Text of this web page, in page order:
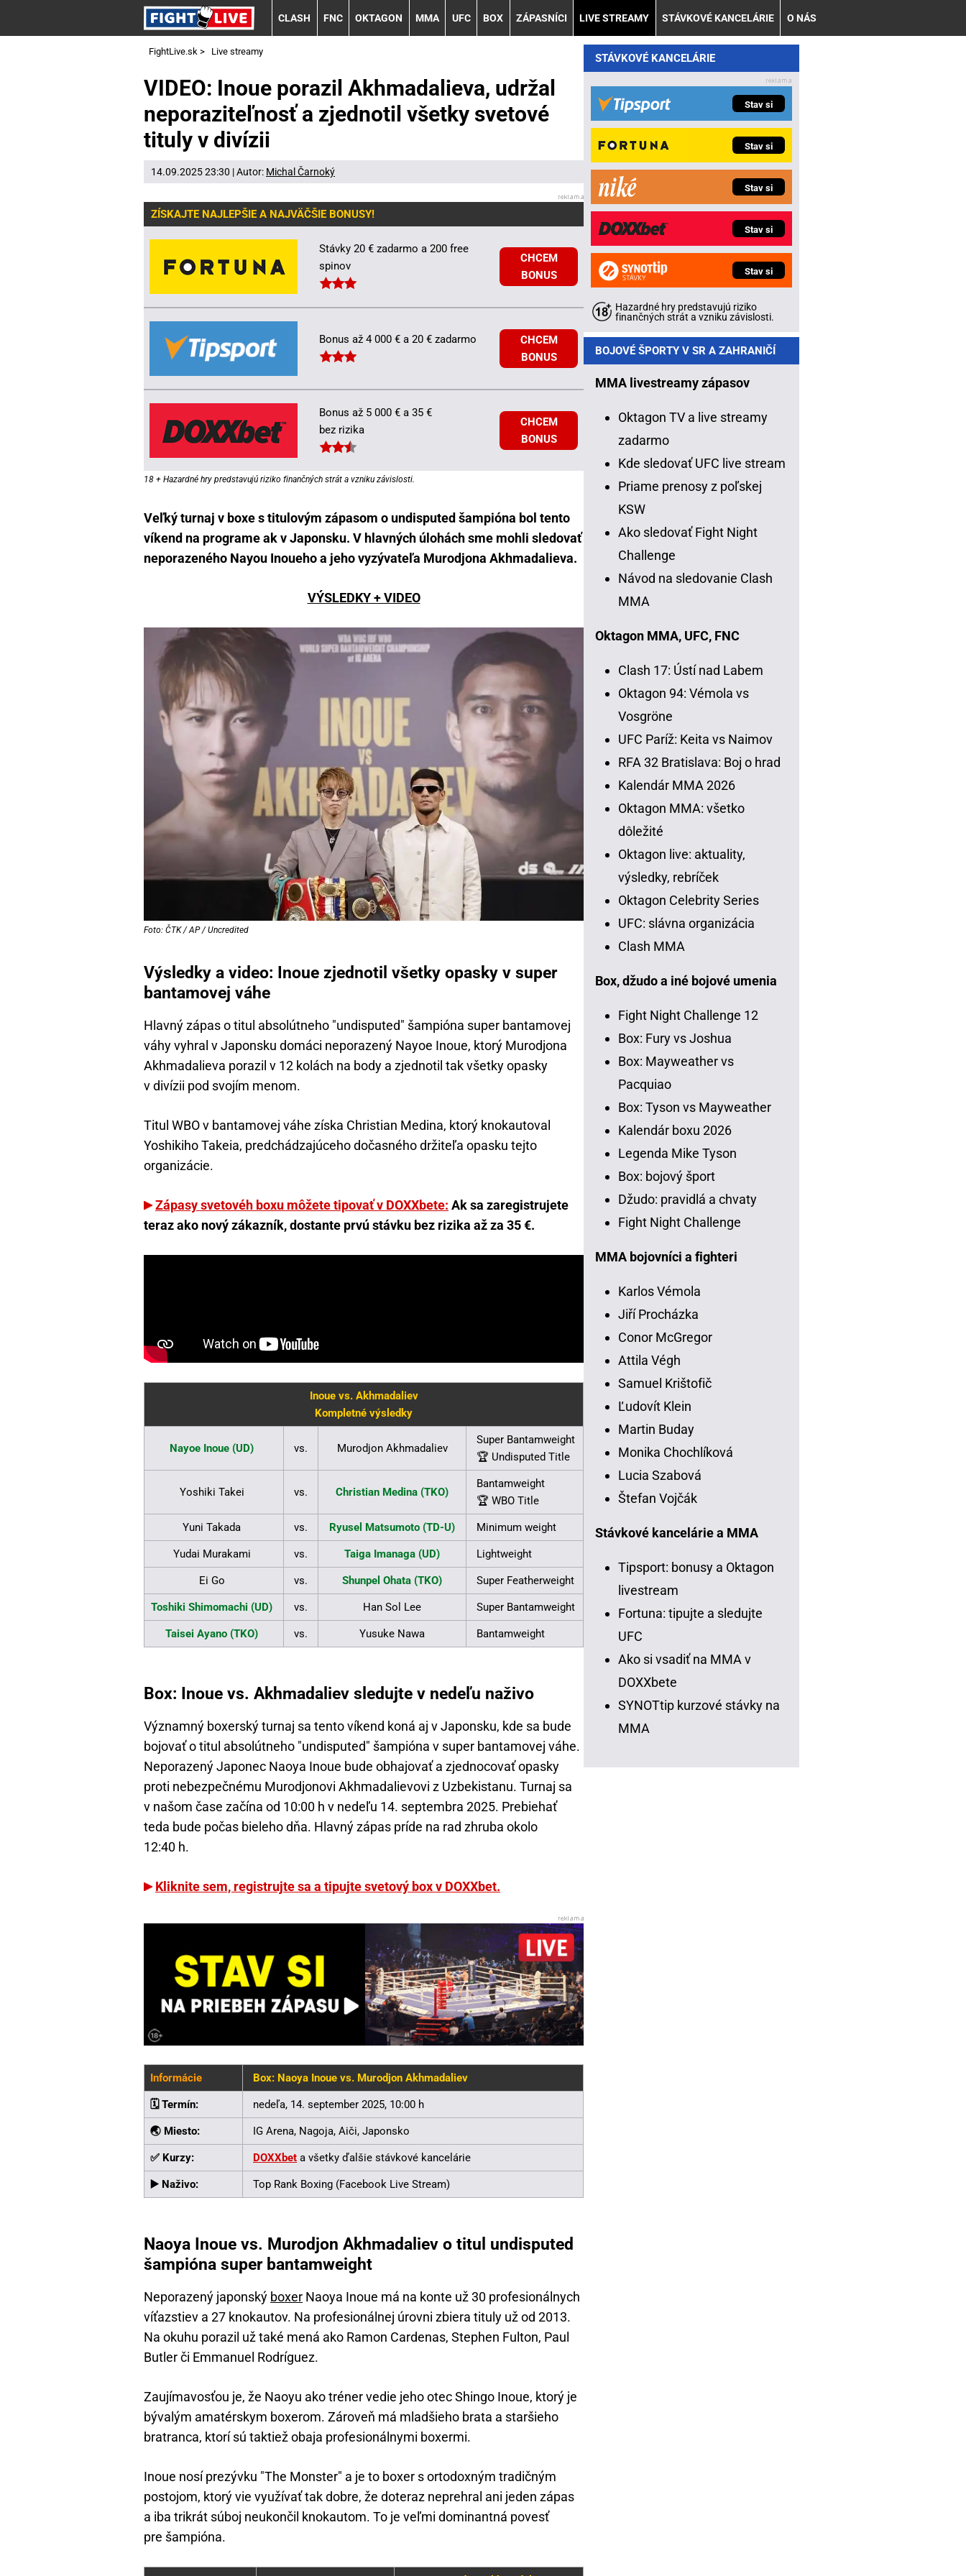
CLASH FNC OKTAGON MMA UFC BOX ZÁPASNÍCI LIVE STREAMY STÁVKOVÉ KANCELÁRIE O NÁS
FightLive.sk > Live streamy
VIDEO: Inoue porazil Akhmadalieva, udržal
neporaziteľnosť a zjednotil všetky svetové
tituly v divízii
14.09.2025 23:30 | Autor: Michal Čarnoký
ZÍSKAJTE NAJLEPŠIE A NAJVÄČŠIE BONUSY!
Stávky 20 € zadarmo a 200 free
spinov
CHCEM
BONUS
Bonus až 4 000 € a 20 € zadarmo
CHCEM
BONUS
Bonus až 5 000 € a 35 €
bez rizika
CHCEM
BONUS
18 + Hazardné hry predstavujú riziko finančných strát a vzniku závislosti.
Veľký turnaj v boxe s titulovým zápasom o undisputed šampióna bol tento
víkend na programe ak v Japonsku. V hlavných úlohách sme mohli sledovať
neporazeného Nayou Inoueho a jeho vyzývateľa Murodjona Akhmadalieva.
VÝSLEDKY + VIDEO
Foto: ČTK / AP / Uncredited
Výsledky a video: Inoue zjednotil všetky opasky v super
bantamovej váhe
Hlavný zápas o titul absolútneho "undisputed" šampióna super bantamovej
váhy vyhral v Japonsku domáci neporazený Nayoe Inoue, ktorý Murodjona
Akhmadalieva porazil v 12 kolách na body a zjednotil tak všetky opasky
v divízii pod svojím menom.
Titul WBO v bantamovej váhe získa Christian Medina, ktorý knokautoval
Yoshikiho Takeia, predchádzajúceho dočasného držiteľa opasku tejto
organizácie.
Zápasy svetovéh boxu môžete tipovať v DOXXbete: Ak sa zaregistrujete
teraz ako nový zákazník, dostante prvú stávku bez rizika až za 35 €.
Inoue vs. Akhmadaliev
Kompletné výsledky
Nayoe Inoue (UD) vs. Murodjon Akhmadaliev
Super Bantamweight
🏆 Undisputed Title
Yoshiki Takei vs. Christian Medina (TKO)
Bantamweight
🏆 WBO Title
Yuni Takada vs. Ryusel Matsumoto (TD-U) Minimum weight
Yudai Murakami vs. Taiga Imanaga (UD) Lightweight
Ei Go vs. Shunpel Ohata (TKO) Super Featherweight
Toshiki Shimomachi (UD) vs. Han Sol Lee Super Bantamweight
Taisei Ayano (TKO) vs. Yusuke Nawa Bantamweight
Box: Inoue vs. Akhmadaliev sledujte v nedeľu naživo
Významný boxerský turnaj sa tento víkend koná aj v Japonsku, kde sa bude
bojovať o titul absolútneho "undisputed" šampióna v super bantamovej váhe.
Neporazený Japonec Naoya Inoue bude obhajovať a zjednocovať opasky
proti nebezpečnému Murodjonovi Akhmadalievovi z Uzbekistanu. Turnaj sa
v našom čase začína od 10:00 h v nedeľu 14. septembra 2025. Prebiehať
teda bude počas bieleho dňa. Hlavný zápas príde na rad zhruba okolo
12:40 h.
Kliknite sem, registrujte sa a tipujte svetový box v DOXXbet.
Informácie Box: Naoya Inoue vs. Murodjon Akhmadaliev
🗓️ Termín: nedeľa, 14. september 2025, 10:00 h
🌏 Miesto: IG Arena, Nagoja, Aiči, Japonsko
✅ Kurzy: DOXXbet a všetky ďalšie stávkové kancelárie
▶️ Naživo: Top Rank Boxing (Facebook Live Stream)
Naoya Inoue vs. Murodjon Akhmadaliev o titul undisputed
šampióna super bantamweight
Neporazený japonský boxer Naoya Inoue má na konte už 30 profesionálnych
víťazstiev a 27 knokautov. Na profesionálnej úrovni zbiera tituly už od 2013.
Na okuhu porazil už také mená ako Ramon Cardenas, Stephen Fulton, Paul
Butler či Emmanuel Rodríguez.
Zaujímavosťou je, že Naoyu ako tréner vedie jeho otec Shingo Inoue, ktorý je
bývalým amatérskym boxerom. Zároveň má mladšieho brata a staršieho
bratranca, ktorí sú taktiež obaja profesionálnymi boxermi.
Inoue nosí prezývku "The Monster" a je to boxer s ortodoxným tradičným
postojom, ktorý vie využívať tak dobre, že doteraz neprehral ani jeden zápas
a iba trikrát súboj neukončil knokautom. To je veľmi dominantná povesť
pre šampióna.
STÁVKOVÉ KANCELÁRIE
Stav si
Stav si
Stav si
Stav si
Stav si
Hazardné hry predstavujú riziko
finančných strát a vzniku závislosti.
BOJOVÉ ŠPORTY V SR A ZAHRANIČÍ
MMA livestreamy zápasov
Oktagon TV a live streamy
zadarmo
Kde sledovať UFC live stream
Priame prenosy z poľskej
KSW
Ako sledovať Fight Night
Challenge
Návod na sledovanie Clash
MMA
Oktagon MMA, UFC, FNC
Clash 17: Ústí nad Labem
Oktagon 94: Vémola vs
Vosgröne
UFC Paríž: Keita vs Naimov
RFA 32 Bratislava: Boj o hrad
Kalendár MMA 2026
Oktagon MMA: všetko
dôležité
Oktagon live: aktuality,
výsledky, rebríček
Oktagon Celebrity Series
UFC: slávna organizácia
Clash MMA
Box, džudo a iné bojové umenia
Fight Night Challenge 12
Box: Fury vs Joshua
Box: Mayweather vs
Pacquiao
Box: Tyson vs Mayweather
Kalendár boxu 2026
Legenda Mike Tyson
Box: bojový šport
Džudo: pravidlá a chvaty
Fight Night Challenge
MMA bojovníci a fighteri
Karlos Vémola
Jiří Procházka
Conor McGregor
Attila Végh
Samuel Krištofič
Ľudovít Klein
Martin Buday
Monika Chochlíková
Lucia Szabová
Štefan Vojčák
Stávkové kancelárie a MMA
Tipsport: bonusy a Oktagon
livestream
Fortuna: tipujte a sledujte
UFC
Ako si vsadiť na MMA v
DOXXbete
SYNOTtip kurzové stávky na
MMA